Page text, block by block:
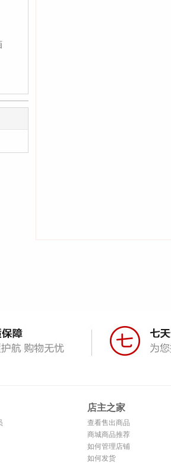
店主之家
查看售出商品
商城商品推荐
如何管理店铺
如何发货